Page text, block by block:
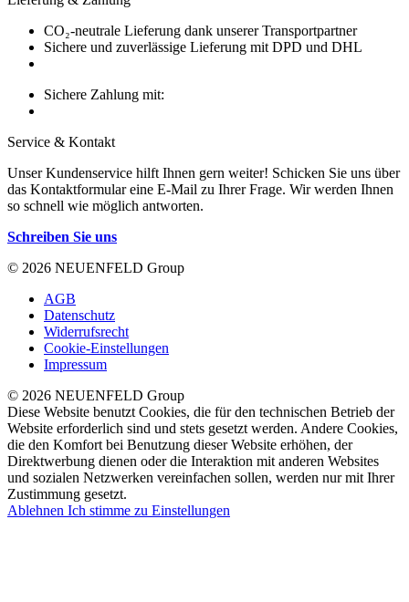
CO₂-neutrale Lieferung dank unserer Transportpartner
Sichere und zuverlässige Lieferung mit DPD und DHL
Sichere Zahlung mit:
Service & Kontakt
Unser Kundenservice hilft Ihnen gern weiter! Schicken Sie uns über
das Kontaktformular eine E-Mail zu Ihrer Frage. Wir werden Ihnen
so schnell wie möglich antworten.
Schreiben Sie uns
© 2026 NEUENFELD Group
AGB
Datenschutz
Widerrufsrecht
Cookie-Einstellungen
Impressum
© 2026 NEUENFELD Group
Diese Website benutzt Cookies, die für den technischen Betrieb der
Website erforderlich sind und stets gesetzt werden. Andere Cookies,
die den Komfort bei Benutzung dieser Website erhöhen, der
Direktwerbung dienen oder die Interaktion mit anderen Websites
und sozialen Netzwerken vereinfachen sollen, werden nur mit Ihrer
Zustimmung gesetzt.
Ablehnen Ich stimme zu Einstellungen